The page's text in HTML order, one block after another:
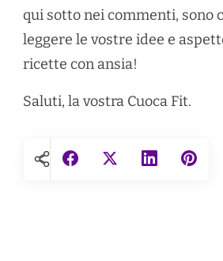
qui sotto nei commenti, sono
leggere le vostre idee e
ricette con ansia!
Saluti, la vostra Cuoca Fit.